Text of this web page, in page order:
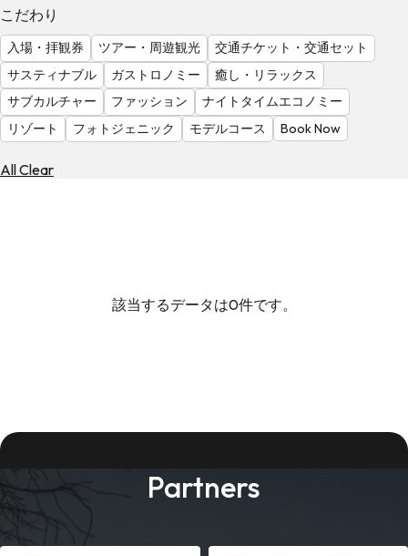
調
べ
る
天
気
を
見
る
こだわり
入場・拝観券 ツアー・周遊観光
交通チケット・交通セット
サスティナブル
ガストロノミー
癒し・リラックス
サブカルチャー
ファッション
ナイトタイムエコノミー
リゾート
フォトジェニック モデルコース Book Now
All Clear
該当するデータは0件です。
Partners